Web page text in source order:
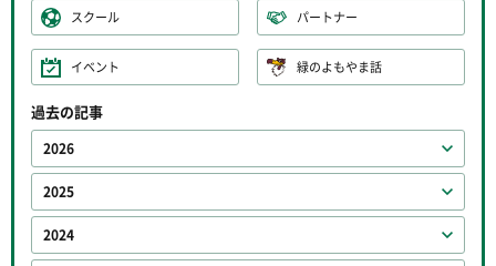
スクール パートナー
イベント 緑のよもやま話
過去の記事
2026
2025
2024